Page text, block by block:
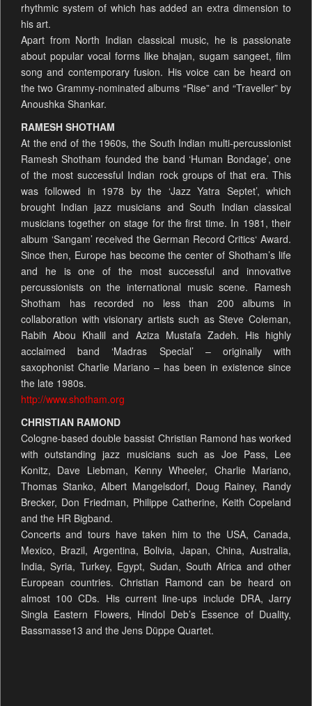
rhythmic system of which has added an extra dimension to
his art.
Apart from North Indian classical music, he is passionate
about popular vocal forms like bhajan, sugam sangeet, film
song and contemporary fusion. His voice can be heard on
the two Grammy-nominated albums “Rise” and “Traveller” by
Anoushka Shankar.
RAMESH SHOTHAM
At the end of the 1960s, the South Indian multi-percussionist
Ramesh Shotham founded the band ‘Human Bondage’, one
of the most successful Indian rock groups of that era. This
was followed in 1978 by the ‘Jazz Yatra Septet’, which
brought Indian jazz musicians and South Indian classical
musicians together on stage for the first time. In 1981, their
album ‘Sangam’ received the German Record Critics‘ Award.
Since then, Europe has become the center of Shotham’s life
and he is one of the most successful and innovative
percussionists on the international music scene. Ramesh
Shotham has recorded no less than 200 albums in
collaboration with visionary artists such as Steve Coleman,
Rabih Abou Khalil and Aziza Mustafa Zadeh. His highly
acclaimed band ‘Madras Special’ – originally with
saxophonist Charlie Mariano – has been in existence since
the late 1980s.
http://www.shotham.org
CHRISTIAN RAMOND
Cologne-based double bassist Christian Ramond has worked
with outstanding jazz musicians such as Joe Pass, Lee
Konitz, Dave Liebman, Kenny Wheeler, Charlie Mariano,
Thomas Stanko, Albert Mangelsdorf, Doug Rainey, Randy
Brecker, Don Friedman, Philippe Catherine, Keith Copeland
and the HR Bigband.
Concerts and tours have taken him to the USA, Canada,
Mexico, Brazil, Argentina, Bolivia, Japan, China, Australia,
India, Syria, Turkey, Egypt, Sudan, South Africa and other
European countries. Christian Ramond can be heard on
almost 100 CDs. His current line-ups include DRA, Jarry
Singla Eastern Flowers, Hindol Deb’s Essence of Duality,
Bassmasse13 and the Jens Düppe Quartet.